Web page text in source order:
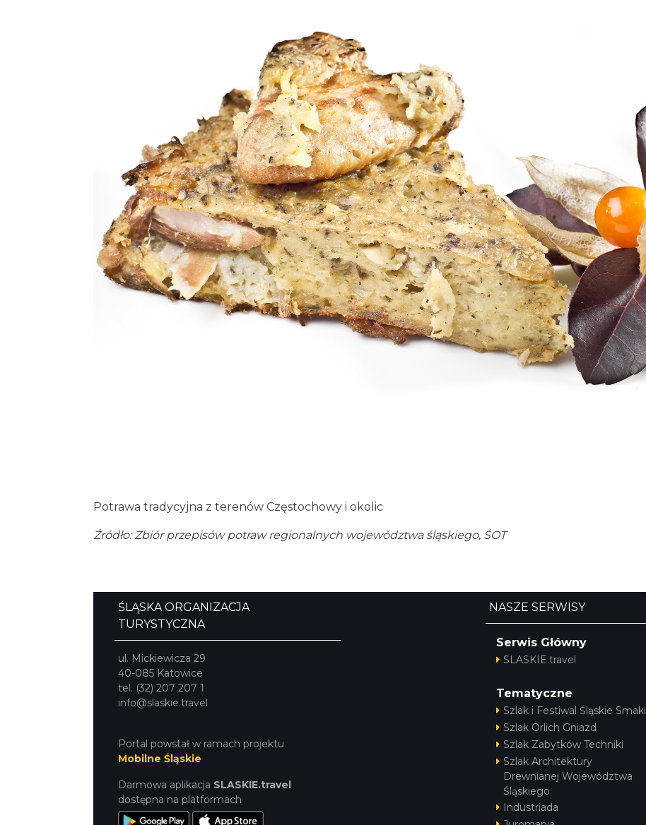
Potrawa tradycyjna z terenów Częstochowy i okolic
Źródło: Zbiór przepisów potraw regionalnych województwa śląskiego, ŚOT
ŚLĄSKA ORGANIZACJA
TURYSTYCZNA
ul. Mickiewicza 29
40-085 Katowice
tel. (32) 207 207 1
info@slaskie.travel
Portal powstał w ramach projektu
Mobilne Śląskie
Darmowa aplikacja SLASKIE.travel
dostępna na platformach
NASZE SERWISY
Serwis Główny
SLASKIE.travel
Tematyczne
Szlak i Festiwal Śląskie Smaki
Szlak Orlich Gniazd
Szlak Zabytków Techniki
Szlak Architektury
Drewnianej Województwa
Śląskiego
Industriada